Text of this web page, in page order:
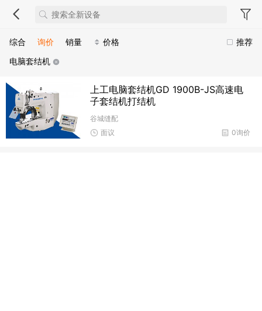
推荐
综合 询价 销量
价格
电脑套结机
上工电脑套结机GD 1900B-JS高速电
子套结机打结机
谷城缝配
0询价
面议